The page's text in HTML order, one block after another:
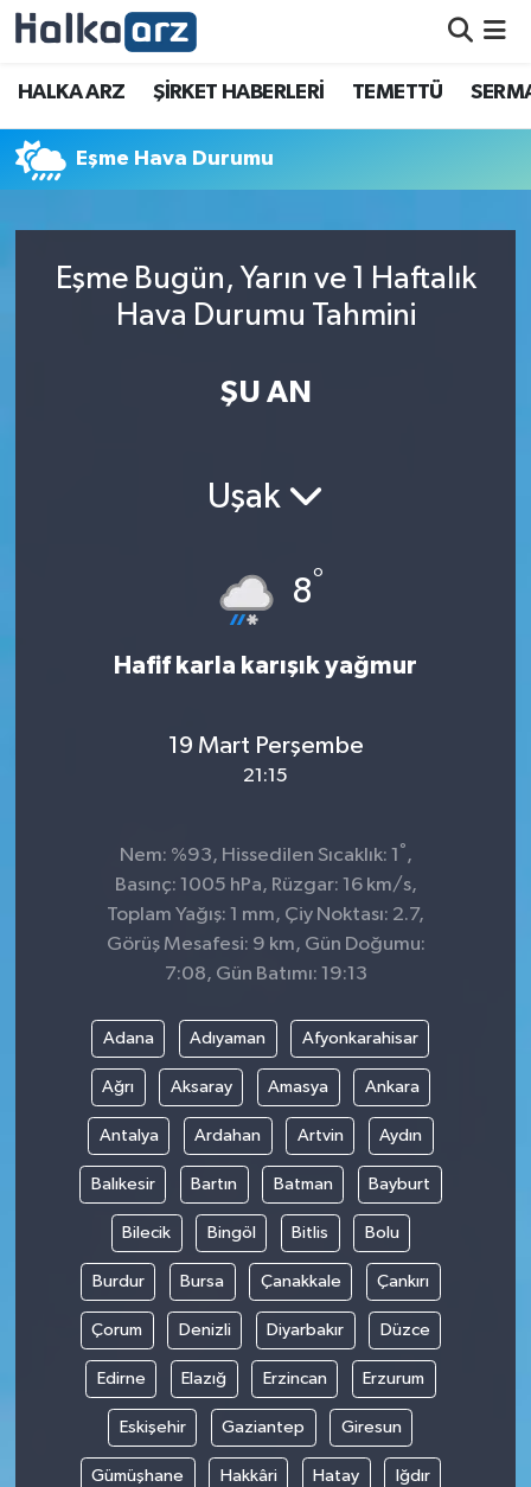
HALKA ARZ ŞİRKET HABERLERİ TEMETTÜ
Eşme Hava Durumu
Eşme Bugün, Yarın ve 1 Haftalık
Hava Durumu Tahmini
ŞU AN
Uşak
8°
Hafif karla karışık yağmur
19 Mart Perşembe
21:15
Nem: %93, Hissedilen Sıcaklık: 1 °,
Basınç: 1005 hPa, Rüzgar: 16 km/s,
Toplam Yağış: 1 mm, Çiy Noktası: 2.7,
Görüş Mesafesi: 9 km, Gün Doğumu:
7:08, Gün Batımı: 19:13
Adana Adıyaman Afyonkarahisar
Ağrı Aksaray Amasya Ankara
Antalya Ardahan Artvin Aydın
Balıkesir Bartın Batman Bayburt
Bilecik Bingöl Bitlis Bolu
Burdur Bursa Çanakkale Çankırı
Çorum Denizli Diyarbakır Düzce
Edirne Elazığ Erzincan Erzurum
Eskişehir Gaziantep Giresun
Gümüşhane Hakkâri Hatay Iğdır
HALKA ARZ
SERMAYE ARTIRIMI
TEMETTÜ
İletişim